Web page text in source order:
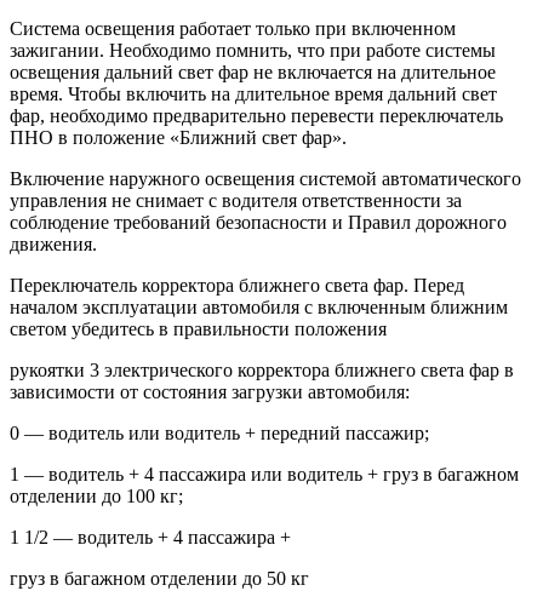
Система освещения работает только при включенном
зажигании. Необходимо помнить, что при работе системы
освещения дальний свет фар не включается на длительное
время. Чтобы включить на длительное время дальний свет
фар, необходимо предварительно перевести переключатель
ПНО в положение «Ближний свет фар».
Включение наружного освещения системой автоматического
управления не снимает с водителя ответственности за
соблюдение требований безопасности и Правил дорожного
движения.
Переключатель корректора ближнего света фар. Перед
началом эксплуатации автомобиля с включенным ближним
светом убедитесь в правильности положения
рукоятки 3 электрического корректора ближнего света фар в
зависимости от состояния загрузки автомобиля:
0 — водитель или водитель + передний пассажир;
1 — водитель + 4 пассажира или водитель + груз в багажном
отделении до 100 кг;
1 1/2 — водитель + 4 пассажира +
груз в багажном отделении до 50 кг